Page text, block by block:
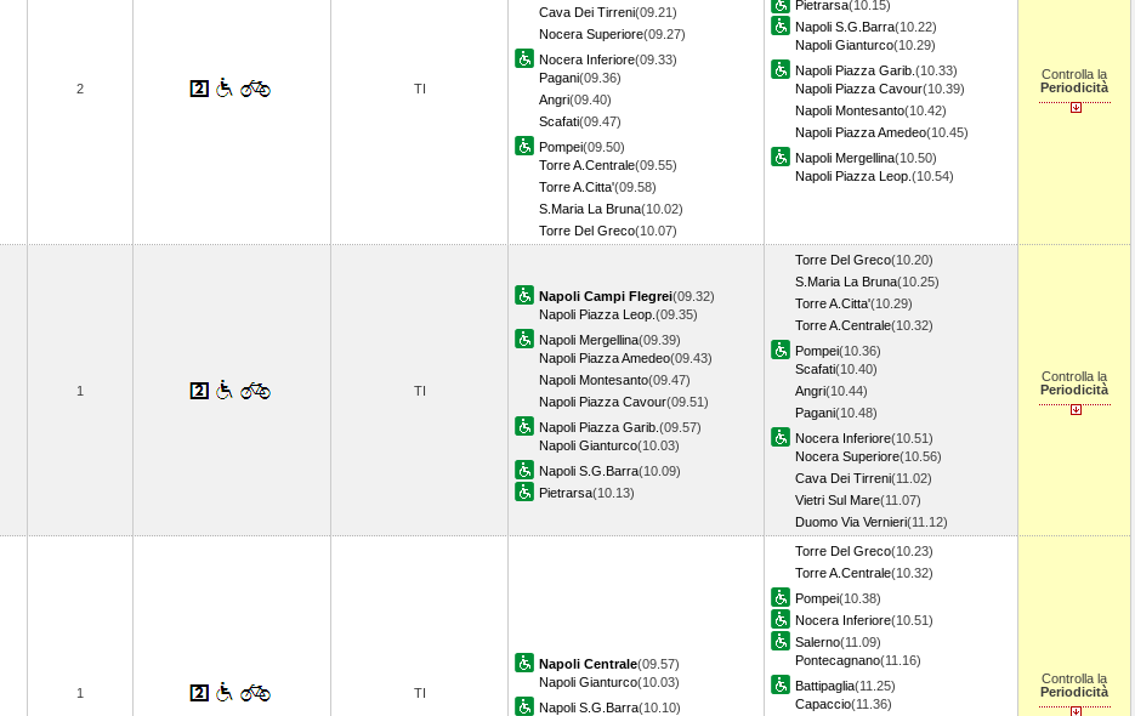
2 TI
Cava Dei Tirreni(09.21)
Nocera Superiore(09.27)
Nocera Inferiore(09.33)
Pagani(09.36)
Angri(09.40)
Scafati(09.47)
Pompei(09.50)
Torre A.Centrale(09.55)
Torre A.Citta'(09.58)
S.Maria La Bruna(10.02)
Torre Del Greco(10.07)
Pietrarsa(10.15)
Napoli S.G.Barra(10.22)
Napoli Gianturco(10.29)
Napoli Piazza Garib. (10.33)
Napoli Piazza Cavour(10.39)
Napoli Montesanto(10.42)
Napoli Piazza Amedeo(10.45)
Napoli Mergellina(10.50)
Napoli Piazza Leop. (10.54)
Controlla la
Periodicità
1 TI
Napoli Campi Flegrei(09.32)
Napoli Piazza Leop. (09.35)
Napoli Mergellina(09.39)
Napoli Piazza Amedeo(09.43)
Napoli Montesanto(09.47)
Napoli Piazza Cavour(09.51)
Napoli Piazza Garib. (09.57)
Napoli Gianturco(10.03)
Napoli S.G.Barra(10.09)
Pietrarsa(10.13)
Torre Del Greco(10.20)
S.Maria La Bruna(10.25)
Torre A.Citta'(10.29)
Torre A.Centrale(10.32)
Pompei(10.36)
Scafati(10.40)
Angri(10.44)
Pagani(10.48)
Nocera Inferiore(10.51)
Nocera Superiore(10.56)
Cava Dei Tirreni(11.02)
Vietri Sul Mare(11.07)
Duomo Via Vernieri(11.12)
Controlla la
Periodicità
1 TI
Napoli Centrale(09.57)
Napoli Gianturco(10.03)
Napoli S.G.Barra(10.10)
Torre Del Greco(10.23)
Torre A.Centrale(10.32)
Pompei(10.38)
Nocera Inferiore(10.51)
Salerno(11.09)
Pontecagnano(11.16)
Battipaglia(11.25)
Capaccio(11.36)
Controlla la
Periodicità